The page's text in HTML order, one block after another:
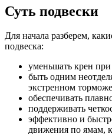
Суть подвески
Для начала разберем,
подвеска:
уменьшать крен
быть одним
экстренном
обеспечивать
поддерживать
эффективно и
движения по ямам,